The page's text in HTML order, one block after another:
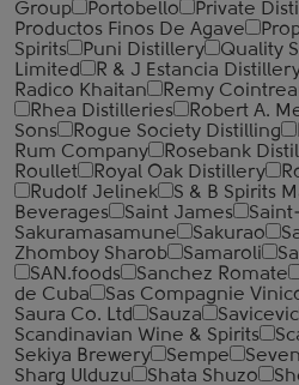
Group
Portobello
Private
Productos Finos De Agave
Spirits
Puni Distillery
Quality
Limited
R & J Estancia
Radico Khaitan
Remy
Rhea Distilleries
Robert A.
Sons
Rogue Society Distilling
Rum Company
Rosebank
Roullet
Royal Oak Distillery
Rudolf Jelinek
S & B Spirits
Beverages
Saint James
Sakuramasamune
Sakurao
Zhomboy Sharob
Samaroli
SAN.foods
Sanchez Romate
de Cuba
Sas Compagnie
Saura Co. Ltd
Sauza Savicevic
Scandinavian Wine & Spirits
Sekiya Brewery
Sempe
Sharg Ulduzu
Shata Shuzo